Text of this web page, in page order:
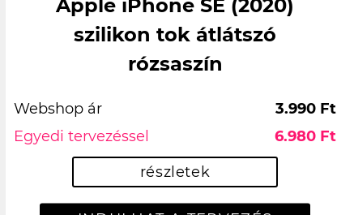
Apple iPhone SE (2020)
szilikon tok átlátszó
rózsaszín
Webshop ár
3.990 Ft
Egyedi tervezéssel
6.980 Ft
részletek